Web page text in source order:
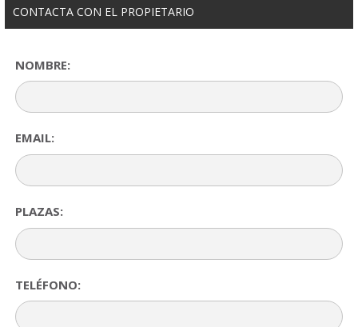
CONTACTA CON EL PROPIETARIO
NOMBRE:
EMAIL:
PLAZAS:
TELÉFONO: